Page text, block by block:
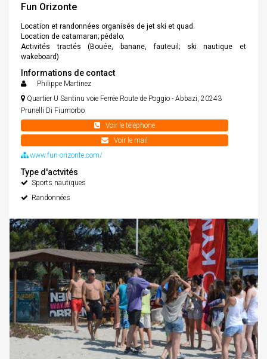
Fun Orizonte
Location et randonnées organisés de jet ski et quad.
Location de catamaran; pédalo;
Activités tractés (Bouée, banane, fauteuil; ski nautique et
wakeboard)
Informations de contact
Philippe Martinez
Quartier U Santinu voie Ferrée Route de Poggio - Abbazi, 20243
Prunelli Di Fiumorbo
+33 06 13 04 30 95 Voir le téléphone
fun-orizonte@orange.fr Voir le mail
www.fun-orizonte.com/
Type d'actvités
Sports nautiques
Randonnées